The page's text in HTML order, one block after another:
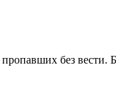
без вести.